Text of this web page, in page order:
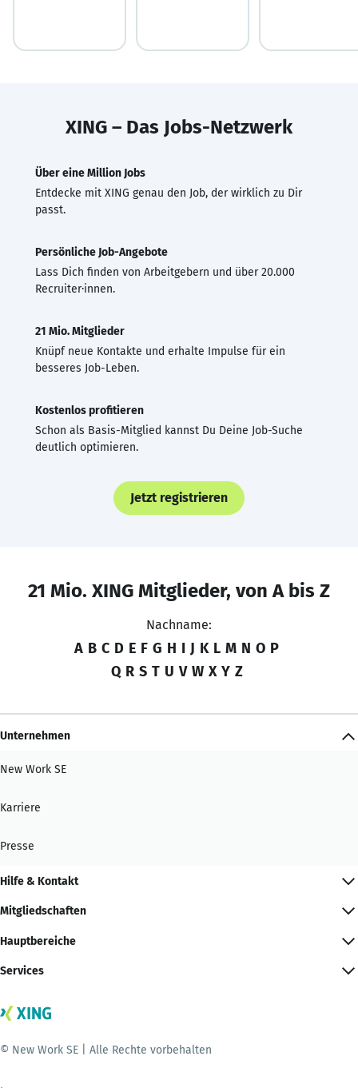
XING – Das Jobs-Netzwerk
Über eine Million Jobs
Entdecke mit XING genau den Job, der wirklich zu Dir
passt.
Persönliche Job-Angebote
Lass Dich finden von Arbeitgebern und über 20.000
Recruiter·innen.
21 Mio. Mitglieder
Knüpf neue Kontakte und erhalte Impulse für ein
besseres Job-Leben.
Kostenlos profitieren
Schon als Basis-Mitglied kannst Du Deine Job-Suche
deutlich optimieren.
Jetzt registrieren
21 Mio. XING Mitglieder, von A bis Z
Nachname:
A B C D E F G H I J K L M N O P
Q R S T U V W X Y Z
Unternehmen
New Work SE
Karriere
Presse
Hilfe & Kontakt
Mitgliedschaften
Hauptbereiche
Services
© New Work SE | Alle Rechte vorbehalten